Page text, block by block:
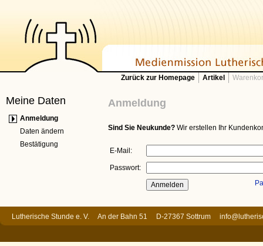
Zurück zur Homepage Artikel
Meine Daten
Anmeldung
Daten ändern
Bestätigung
Anmeldung
Sind Sie Neukunde? Wir erstellen Ihr
E-Mail:
Passwort:
Lutherische Stunde e. V. An der Bahn 51 D-27367 Sottrum